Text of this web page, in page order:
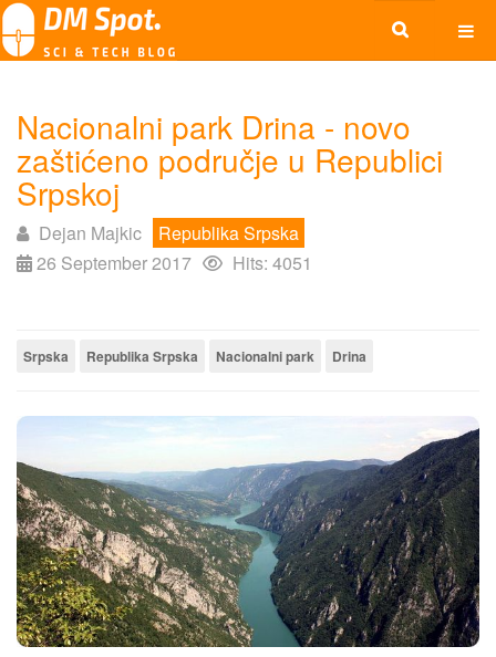
Nacionalni park Drina - novo
zaštićeno područje u Republici
Srpskoj
Dejan Majkic
Republika Srpska
26 September 2017
Hits: 4051
Srpska Republika Srpska Nacionalni park Drina